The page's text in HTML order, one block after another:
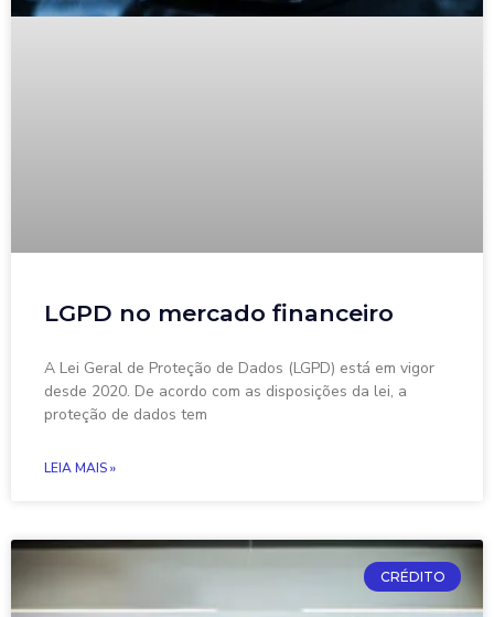
LGPD no mercado financeiro
A Lei Geral de Proteção de Dados (LGPD) está em vigor
desde 2020. De acordo com as disposições da lei, a
proteção de dados tem
LEIA MAIS »
CRÉDITO